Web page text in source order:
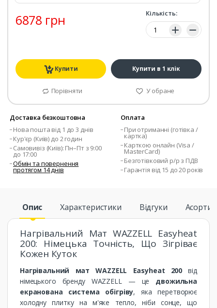
6878 грн Кількість:
Кількість:
Купити Купити в 1 клік
Порівняти У обране
Доставка безкоштовна
Нова пошта від 1 до 3 днів
Кур'єр (Київ) до 2 годин
Самовивіз (Київ): Пн–Пт з 9:00
до 17:00
Обмін та повернення
протягом 14 днів
Оплата
При отриманні (готівка /
картка)
Карткою онлайн (Visa /
MasterCard)
Безготівковий р/р з ПДВ
Гарантія від 15 до 20 років
Опис Характеристики Відгуки
Нагрівальний Мат WAZZELL Easyheat
200: Німецька Точність, Що Зігріває
Кожен Куток
Нагрівальний мат WAZZELL Easyheat 200 від
німецького бренду WAZZELL — це двожильна
екранована система обігріву, яка перетворює
холодну плитку на м'яке тепло, ніби сонце, що